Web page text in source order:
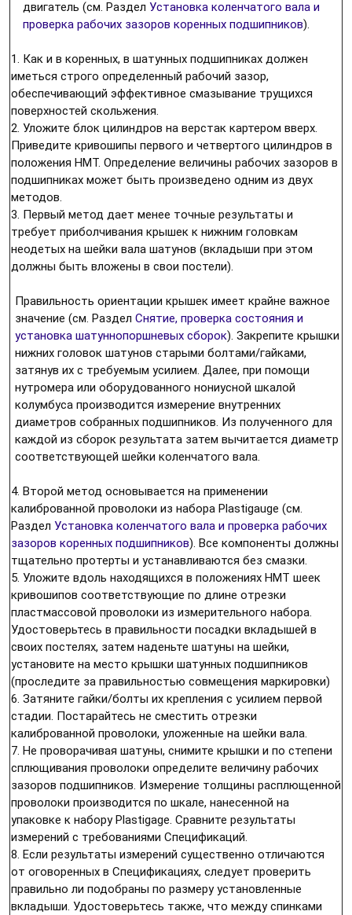
двигатель (см. Раздел Установка коленчатого вала и
проверка рабочих зазоров коренных подшипников).
1. Как и в коренных, в шатунных подшипниках должен
иметься строго определенный рабочий зазор,
обеспечивающий эффективное смазывание трущихся
поверхностей скольжения.
2. Уложите блок цилиндров на верстак картером вверх.
Приведите кривошипы первого и четвертого цилиндров в
положения НМТ. Определение величины рабочих зазоров в
подшипниках может быть произведено одним из двух
методов.
3. Первый метод дает менее точные результаты и
требует приболчивания крышек к нижним головкам
неодетых на шейки вала шатунов (вкладыши при этом
должны быть вложены в свои постели).
Правильность ориентации крышек имеет крайне важное
значение (см. Раздел Снятие, проверка состояния и
установка шатуннопоршневых сборок). Закрепите крышки
нижних головок шатунов старыми болтами/гайками,
затянув их с требуемым усилием. Далее, при помощи
нутромера или оборудованного нониусной шкалой
колумбуса производится измерение внутренних
диаметров собранных подшипников. Из полученного для
каждой из сборок результата затем вычитается диаметр
соответствующей шейки коленчатого вала.
4. Второй метод основывается на применении
калиброванной проволоки из набора Plastigauge (см.
Раздел Установка коленчатого вала и проверка рабочих
зазоров коренных подшипников). Все компоненты должны
тщательно протерты и устанавливаются без смазки.
5. Уложите вдоль находящихся в положениях НМТ шеек
кривошипов соответствующие по длине отрезки
пластмассовой проволоки из измерительного набора.
Удостоверьтесь в правильности посадки вкладышей в
своих постелях, затем наденьте шатуны на шейки,
установите на место крышки шатунных подшипников
(проследите за правильностью совмещения маркировки)
6. Затяните гайки/болты их крепления с усилием первой
стадии. Постарайтесь не сместить отрезки
калиброванной проволоки, уложенные на шейки вала.
7. Не проворачивая шатуны, снимите крышки и по степени
сплющивания проволоки определите величину рабочих
зазоров подшипников. Измерение толщины расплющенной
проволоки производится по шкале, нанесенной на
упаковке к набору Plastigage. Сравните результаты
измерений с требованиями Спецификаций.
8. Если результаты измерений существенно отличаются
от оговоренных в Спецификациях, следует проверить
правильно ли подобраны по размеру установленные
вкладыши. Удостоверьтесь также, что между спинками